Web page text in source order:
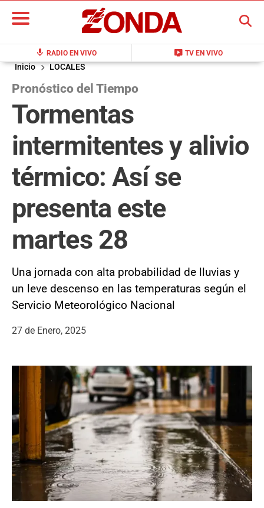
mic RADIO EN VIVO live_tv TV EN VIVO
BUSCAR
Inicio LOCALES
Pronóstico del Tiempo
Tormentas
intermitentes y alivio
térmico: Así se
presenta este
martes 28
Una jornada con alta probabilidad de lluvias y
un leve descenso en las temperaturas según el
Servicio Meteorológico Nacional
27 de Enero, 2025